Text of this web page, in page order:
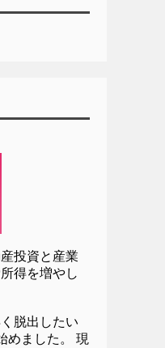
投資と産業
得を増やし
脱出したい
めました。 現